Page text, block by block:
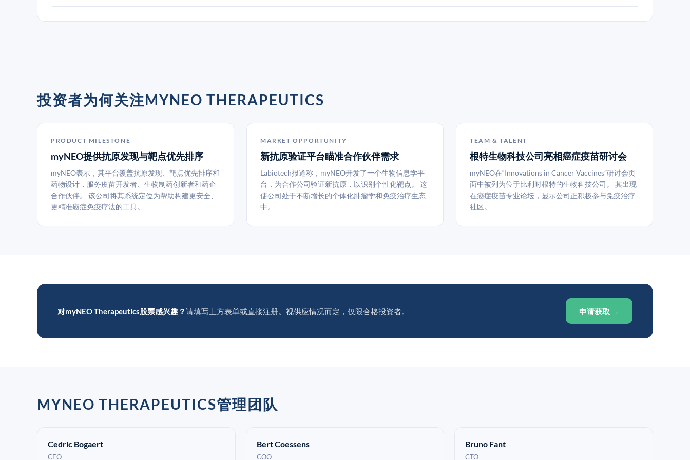
投资者为何关注MYNEO THERAPEUTICS
PRODUCT MILESTONE
myNEO提供抗原发现与靶点优先排序
myNEO表示，其平台覆盖抗原发现、靶点优先排序和
药物设计，服务疫苗开发者、生物制药创新者和药企
合作伙伴。 该公司将其系统定位为帮助构建更安全、
更精准癌症免疫疗法的工具。
MARKET OPPORTUNITY
新抗原验证平台瞄准合作伙伴需求
Labiotech报道称，myNEO开发了一个生物信息学平
台，为合作公司验证新抗原，以识别个性化靶点。 这
使公司处于不断增长的个体化肿瘤学和免疫治疗生态
中。
TEAM & TALENT
根特生物科技公司亮相癌症疫苗研讨会
myNEO在“Innovations in Cancer Vaccines”研讨会页
面中被列为位于比利时根特的生物科技公司。 其出现
在癌症疫苗专业论坛，显示公司正积极参与免疫治疗
社区。
对myNEO Therapeutics股票感兴趣？请填写上方表单或直接注册。视供应情况而定，仅限合格投资者。 申请获取 →
MYNEO THERAPEUTICS管理团队
Cedric Bogaert
CEO
Bert Coessens
COO
Bruno Fant
CTO